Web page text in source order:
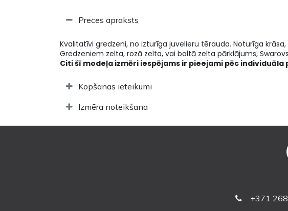
Preces apraksts
Kvalitatīvi gredzeni, no izturīga juvelieru tērauda. Noturīga
Gredzeniem zelta, rozā zelta, vai baltā zelta pārklājums,
Citi šī modeļa izmēri iespējams ir pieejami pēc
Kopšanas ieteikumi
Izmēra noteikšana
+371